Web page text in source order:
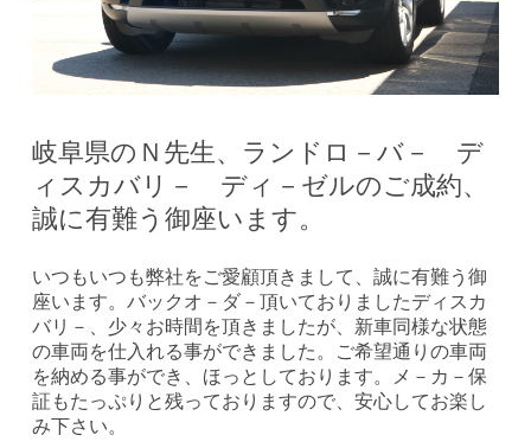
岐阜県のＮ先生、ランドロ－バ－ デ
ィスカバリ－ ディ－ゼルのご成約、
誠に有難う御座います。
いつもいつも弊社をご愛顧頂きまして、誠に有難う御
座います。バックオ－ダ－頂いておりましたディスカ
バリ－、少々お時間を頂きましたが、新車同様な状態
の車両を仕入れる事ができました。ご希望通りの車両
を納める事ができ、ほっとしております。メ－カ－保
証もたっぷりと残っておりますので、安心してお楽し
み下さい。